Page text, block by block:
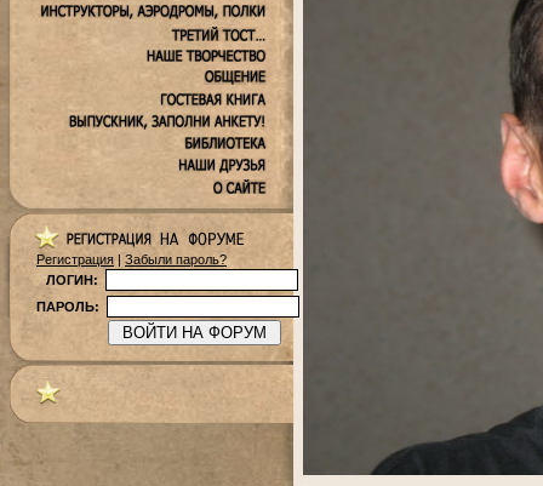
Регистрация | Забыли пароль?
ЛОГИН:
ПАРОЛЬ: